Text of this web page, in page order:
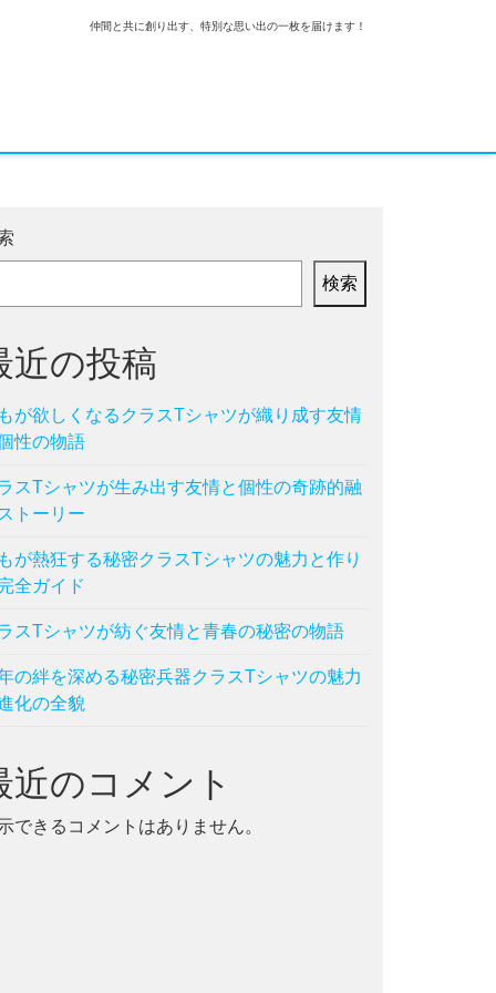
仲間と共に創り出す、特別な思い出の一枚を届けます！
検索
近の投稿
が欲しくなるクラスTシャツが織り成す友情
性の物語
スTシャツが生み出す友情と個性の奇跡的融
トーリー
が熱狂する秘密クラスTシャツの魅力と作り
全ガイド
スTシャツが紡ぐ友情と青春の秘密の物語
の絆を深める秘密兵器クラスTシャツの魅力
化の全貌
近のコメント
できるコメントはありません。